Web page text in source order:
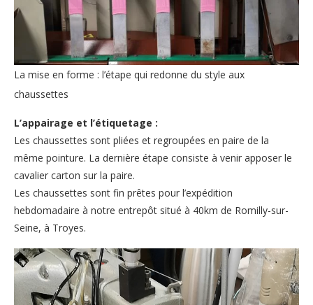
La mise en forme : l’étape qui redonne du style aux
chaussettes
L’appairage et l’étiquetage :
Les chaussettes sont pliées et regroupées en paire de la
même pointure. La dernière étape consiste à venir apposer le
cavalier carton sur la paire.
Les chaussettes sont fin prêtes pour l’expédition
hebdomadaire à notre entrepôt situé à 40km de Romilly-sur-
Seine, à Troyes.